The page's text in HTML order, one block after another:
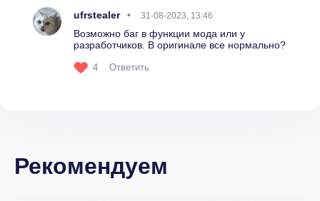
ufrstealer 31-08-2023, 13:46
Возможно баг в функции мода или у
разработчиков. В оригинале все нормально?
4 Ответить
Рекомендуем